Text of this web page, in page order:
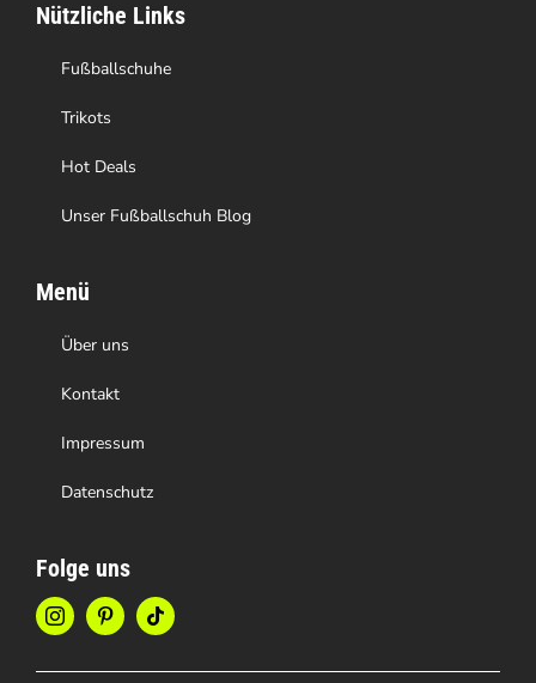
der
Produktseite
gewählt
werden
Nützliche Links
Fußballschuhe
Trikots
Hot Deals
Unser Fußballschuh Blog
Menü
Über uns
Kontakt
Impressum
Datenschutz
Folge uns